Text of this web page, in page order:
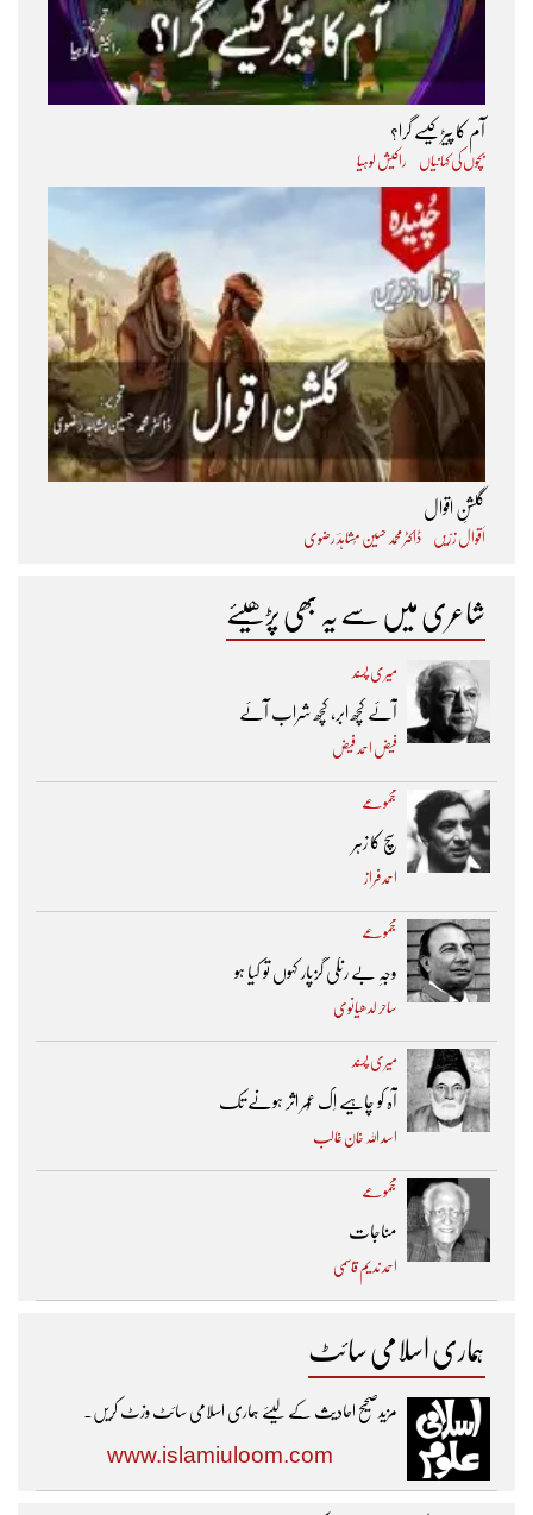
آم کا پیڑ کیسے گرا؟
بچوں کی کہانیاں راکیش لوہیا
گلشنِ اقوال
اَقوال زرّیں ڈاکٹر محمد حسین مُشاہدؔ رضوی
شاعری میں سے یہ بھی پڑھیئے
میری پسند
آئے کچھ ابر، کچھ شراب آئے
فیض احمد فیض
مجموعے
سچ کا زہر
احمد فراز
مجموعے
وجہِ بے رنگی گزپار کہوں تو کیا ہو
ساحر لدھیانوی
میری پسند
آہ کو چاہیے اِک عُمر اثر ہونے تک ​
اسد اللہ خان غالب
مجموعے
مناجات
احمد ندیم قاسمی
ہماری اسلامی سائٹ
مزیدصحیح احادیث کے لیئے ہماری اسلامی سائٹ وزٹ کریں۔
www.islamiuloom.com